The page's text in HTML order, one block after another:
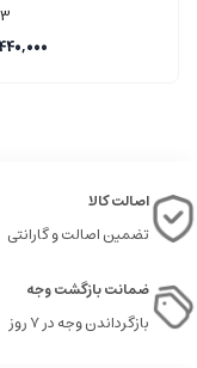
اصالت کالا
تضمین اصالت و گارانتی
ضمانت بازگشت وجه
بازگرداندن وجه در ۷ روز